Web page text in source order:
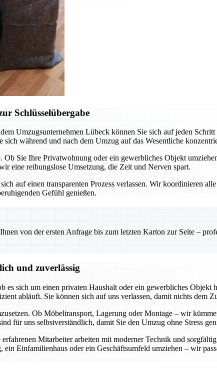
Schlüsselübergabe
Umzugsunternehmen Lübeck können Sie sich auf jeden Schritt
während und nach dem Umzug auf das Wesentliche
Sie Ihre Privatwohnung oder ein gewerbliches Objekt
eine reibungslose Umsetzung, die Zeit und Nerven spart.
auf einen transparenten Prozess verlassen. Wir koordinieren
Gefühl genießen.
von der ersten Anfrage bis zum letzten Karton zur Seite –
und zuverlässig
sich um einen privaten Haushalt oder ein gewerbliches Objekt
abläuft. Sie können sich auf uns verlassen, damit nichts dem
Ob Möbeltransport, Lagerung oder Montage – wir
für uns selbstverständlich, damit Sie den Umzug ohne Stress
Mitarbeiter arbeiten mit moderner Technik und
Einfamilienhaus oder ein Geschäftsumfeld umziehen – wir